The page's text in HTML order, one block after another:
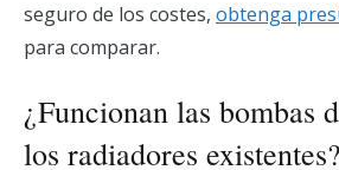
seguro de los costes, obtenga
para comparar.
¿Funcionan las bombas
los radiadores existentes?